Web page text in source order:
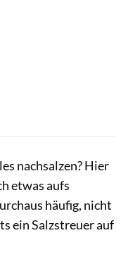
nachsalzen? Hier
etwas aufs
häufig, nicht
ein Salzstreuer auf